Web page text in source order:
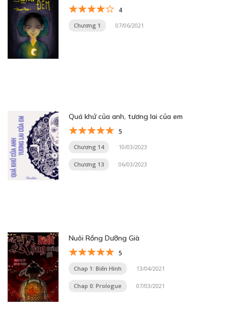
4
Chương 1 07/06/2021
Quá khứ của anh, tương lai của em
5
Chương 14 10/03/2023
Chương 13 06/03/2023
Nuôi Rồng Dưỡng Già
5
Chap 1: Biến Hình 13/04/2021
Chap 0: Prologue 07/03/2021